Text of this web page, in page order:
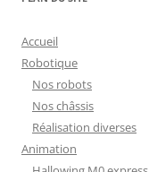
Accueil
Robotique
Nos robots
Nos châssis
Réalisation diverses
Animation